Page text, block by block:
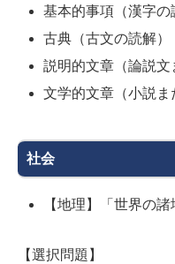
基本的事項（漢字の
古典（古文の読解）
説明的文章（論説文
文学的文章（小説ま
社会
【地理】「世界の
【選択問題】